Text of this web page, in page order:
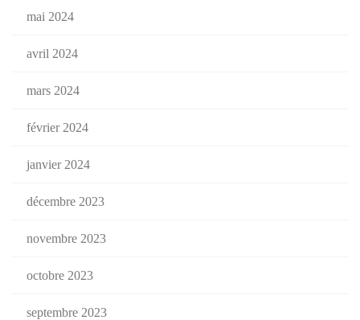
mai 2024
avril 2024
mars 2024
février 2024
janvier 2024
décembre 2023
novembre 2023
octobre 2023
septembre 2023